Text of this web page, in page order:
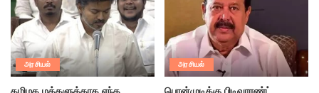
அரசியல்
தமிழக மக்களுக்காக எந்த
அரசியல்
பொன்முடிக்கு பிடிவாரண்ட்